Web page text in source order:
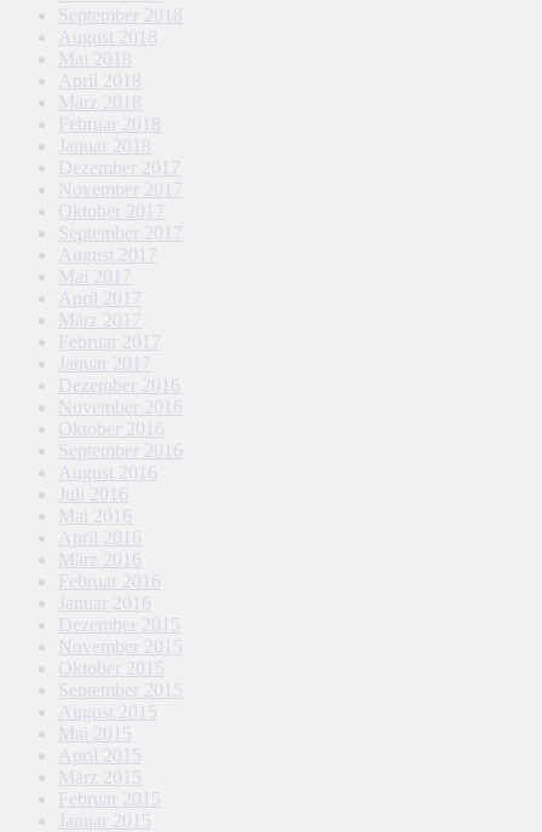
September 2018
August 2018
Mai 2018
April 2018
März 2018
Februar 2018
Januar 2018
Dezember 2017
November 2017
Oktober 2017
September 2017
August 2017
Mai 2017
April 2017
März 2017
Februar 2017
Januar 2017
Dezember 2016
November 2016
Oktober 2016
September 2016
August 2016
Juli 2016
Mai 2016
April 2016
März 2016
Februar 2016
Januar 2016
Dezember 2015
November 2015
Oktober 2015
September 2015
August 2015
Mai 2015
April 2015
März 2015
Februar 2015
Januar 2015